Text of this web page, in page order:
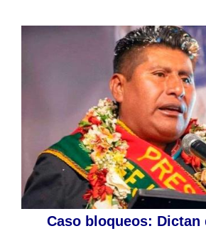
Caso bloqueos: Dictan